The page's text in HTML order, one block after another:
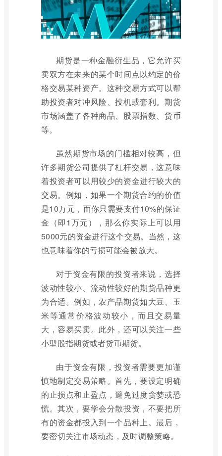
期货是一种金融衍生品，它允许买
卖双方在未来的某个时间点以约定的价
格交易某种资产。这种交易方式可以帮
助投资者对冲风险、投机或套利。期货
市场涵盖了各种商品、股票指数、货币
等。
虽然期货市场的门槛相对较高，但
许多期货公司提供了杠杆交易，这意味
着投资者可以用较少的资金进行较大的
交易。例如，如果一个期货合约的价值
是10万元，而你只需要支付10%的保证
金（即1万元），那么你实际上可以用
5000元的资金进行这个交易。当然，这
也意味着你的亏损可能会被放大。
对于资金有限的投资者来说，选择
波动性较小、流动性较好的期货品种更
为合适。例如，农产品期货如大豆、玉
米等通常价格波动较小，而且交易量
大，容易买卖。此外，还可以关注一些
小型股指期货或者货币期货。
由于资金有限，投资者需要更加谨
慎地制定交易策略。首先，要设定明确
的止损点和止盈点，避免过度贪婪或恐
慌。其次，要学会分散投资，不要把所
有的资金都投入到一个品种上。最后，
要密切关注市场动态，及时调整策略。